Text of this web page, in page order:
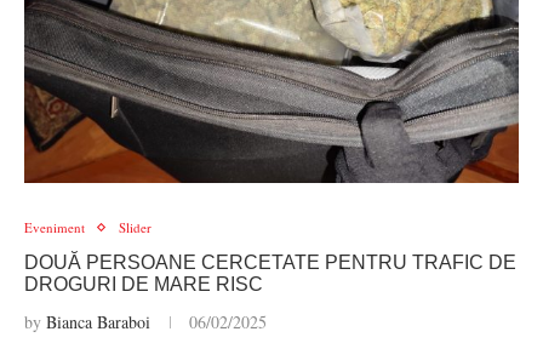
Eveniment Slider
DOUĂ PERSOANE CERCETATE PENTRU TRAFIC DE
DROGURI DE MARE RISC
by Bianca Baraboi 06/02/2025